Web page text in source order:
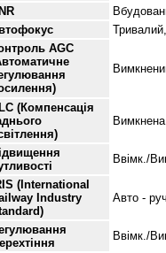
AGC
(Компенсація
Вимкнена
Ввімк./
(International
Industry
Авто -
Ввімк./